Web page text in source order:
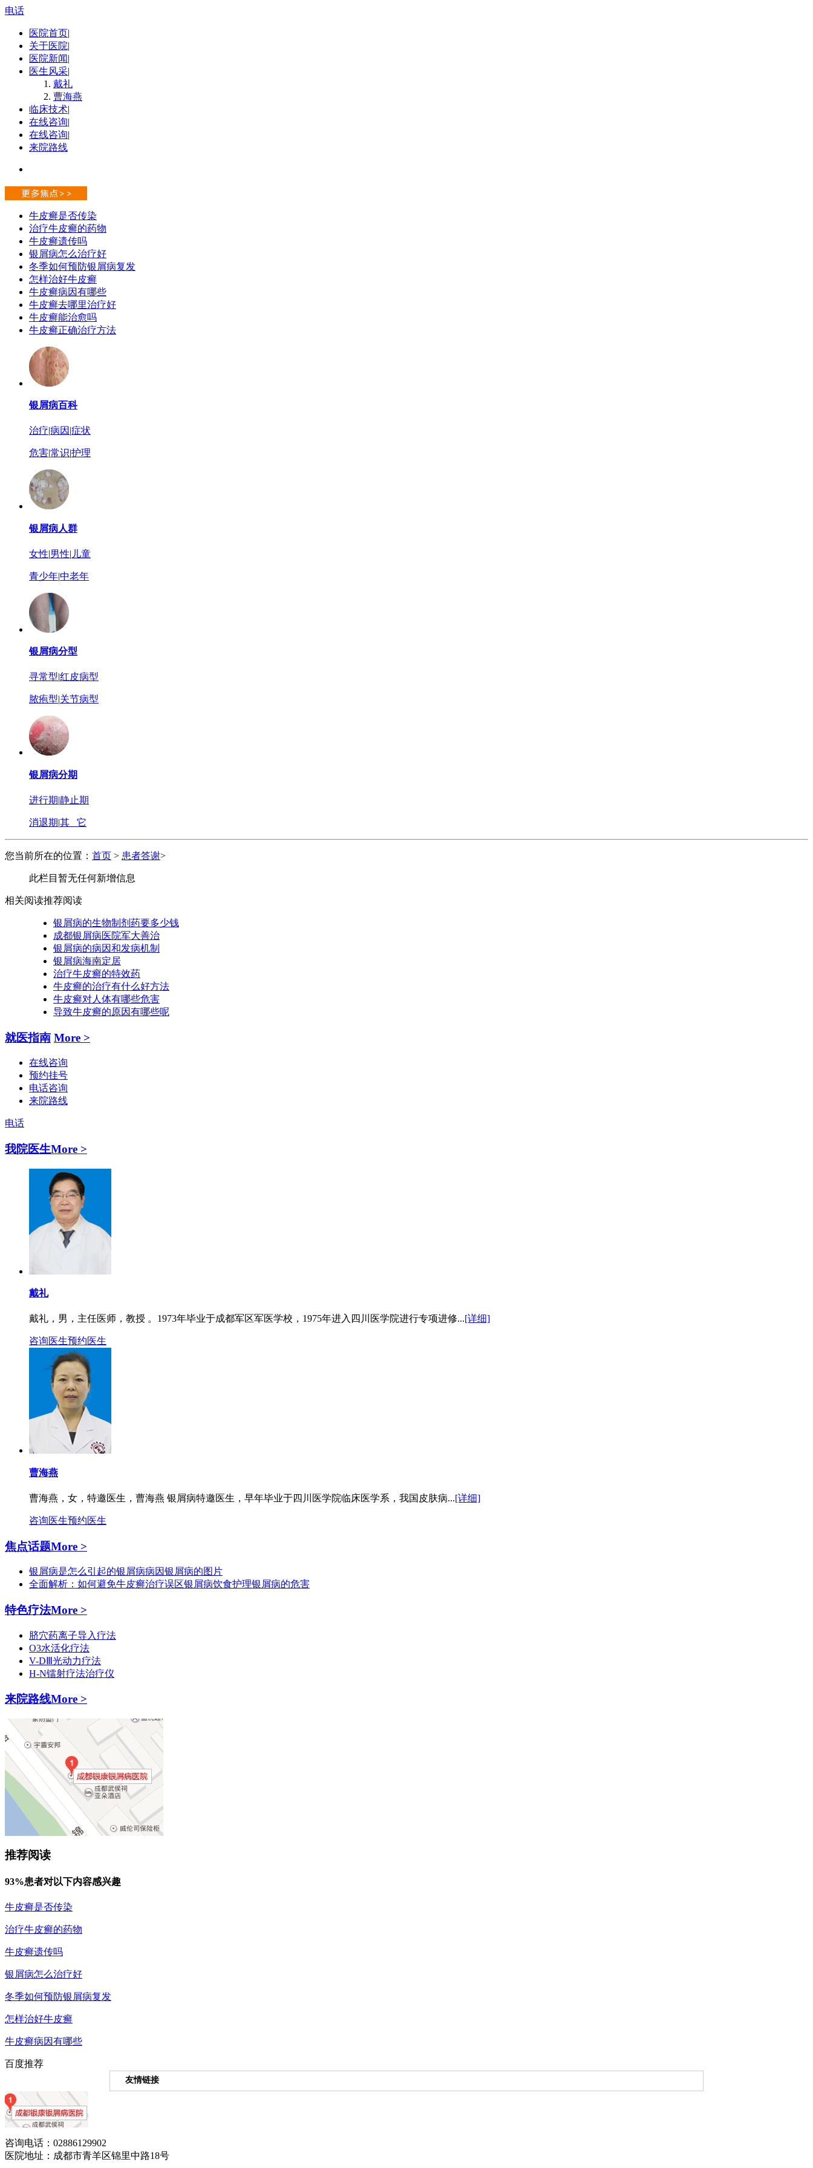
电话
医院首页|
关于医院|
医院新闻|
医生风采|
戴礼
曹海燕
临床技术|
在线咨询|
在线咨询|
来院路线
牛皮癣是否传染
治疗牛皮癣的药物
牛皮癣遗传吗
银屑病怎么治疗好
冬季如何预防银屑病复发
怎样治好牛皮癣
牛皮癣病因有哪些
牛皮癣去哪里治疗好
牛皮癣能治愈吗
牛皮癣正确治疗方法
银屑病百科
治疗|病因 |症状
危害|常识|护理
银屑病人群
女性|男性| 儿童
青少年|中老年
银屑病分型
寻常型|红皮病型
脓疱型|关节病型
银屑病分期
进行期|静止期
消退期|其 它
您当前所在的位置： 首页 > 患者答谢>
此栏目暂无任何新增信息
相关阅读推荐阅读
银屑病的生物制剂药要多少钱
成都银屑病医院军大善治
银屑病的病因和发病机制
银屑病海南定居
治疗牛皮癣的特效药
牛皮癣的治疗有什么好方法
牛皮癣对人体有哪些危害
导致牛皮癣的原因有哪些呢
就医指南 More >
在线咨询
预约挂号
电话咨询
来院路线
电话
我院医生More >
戴礼
戴礼，男，主任医师，教授 。1973年毕业于成都军区军医学校，1975年进入四川医学院进行专项进修...[详细]
咨询医生预约医生
曹海燕
曹海燕，女，特邀医生，曹海燕 银屑病特邀医生，早年毕业于四川医学院临床医学系，我国皮肤病...[详细]
咨询医生预约医生
焦点话题More >
银屑病是怎么引起的银屑病病因银屑病的图片
全面解析：如何避免牛皮癣治疗误区银屑病饮食护理银屑病的危害
特色疗法More >
脐穴药离子导入疗法
O3水活化疗法
V-DⅢ光动力疗法
H-N镭射疗法治疗仪
来院路线More >
推荐阅读
93%患者对以下内容感兴趣
牛皮癣是否传染
治疗牛皮癣的药物
牛皮癣遗传吗
银屑病怎么治疗好
冬季如何预防银屑病复发
怎样治好牛皮癣
牛皮癣病因有哪些
百度推荐
友情链接
咨询电话：02886129902
医院地址：成都市青羊区锦里中路18号